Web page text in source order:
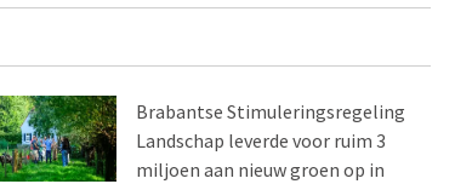
Brabantse Stimuleringsregeling
Landschap leverde voor ruim 3
miljoen aan nieuw groen op in